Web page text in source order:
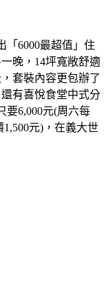
「6000最超值」住
晚，14坪寬敞舒適
套裝內容更包辦了
有喜悅食堂中式分
要6,000元(周六每
元)，在義大世